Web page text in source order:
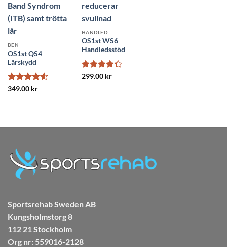
BEN
OS1st QS4
Lårskydd
Betygsatt
349.00 kr
HANDLED
OS1st WS6
Handledsstöd
Betygsatt
299.00 kr
Sportsrehab Sweden AB
Kungsholmstorg 8
112 21 Stockholm
Org nr: 559016-2128